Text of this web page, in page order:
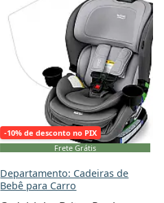
-10% de desconto no PIX
Frete Grátis
Departamento: Cadeiras de
Bebê para Carro